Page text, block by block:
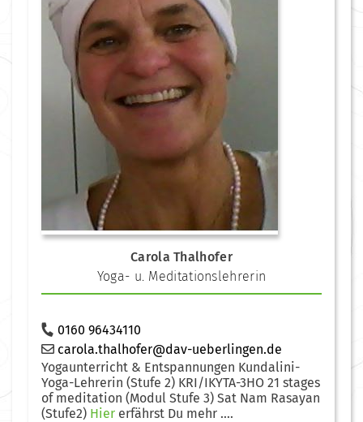
Carola Thalhofer
Yoga- u. Meditationslehrerin
0160 96434110
carola.thalhofer@dav-ueberlingen.de
Yogaunterricht & Entspannungen Kundalini-
Yoga-Lehrerin (Stufe 2) KRI/IKYTA-3HO 21 stages
of meditation (Modul Stufe 3) Sat Nam Rasayan
(Stufe2) Hier erfährst Du mehr ....